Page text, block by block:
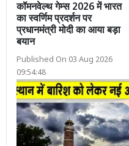
कॉमनवेल्थ गेम्स 2026 में भारत
का स्वर्णिम प्रदर्शन पर
प्रधानमंत्री मोदी का आया बड़ा
बयान
Published On 03 Aug 2026
09:54:48